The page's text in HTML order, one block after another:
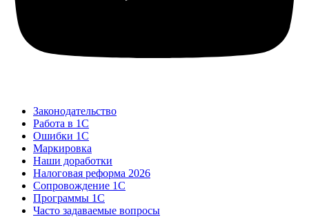
Законодательство
Работа в 1С
Ошибки 1С
Маркировка
Наши доработки
Налоговая реформа 2026
Сопровождение 1С
Программы 1С
Часто задаваемые вопросы